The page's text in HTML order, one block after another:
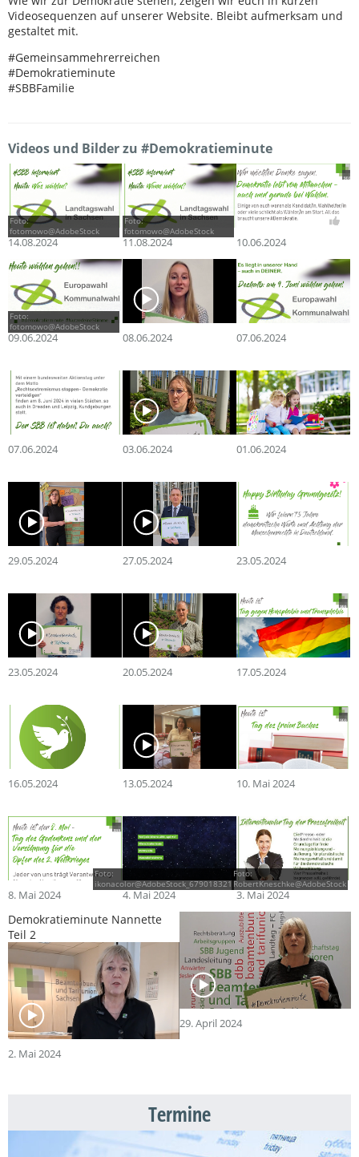
Videosequenzen auf unserer Website. Bleibt aufmerksam und
gestaltet mit.
#Gemeinsammehrerreichen
#Demokratieminute
#SBBFamilie
Videos und Bilder zu #Demokratieminute
Foto:
fotomowo@AdobeStock
14.08.2024
Foto:
fotomowo@AdobeStock
11.08.2024 10.06.2024
Foto:
fotomowo@AdobeStock
09.06.2024 08.06.2024 07.06.2024
07.06.2024 03.06.2024 01.06.2024
29.05.2024 27.05.2024 23.05.2024
23.05.2024 20.05.2024 17.05.2024
16.05.2024 13.05.2024 10. Mai 2024
8. Mai 2024
Foto:
ikonacolor@AdobeStock_679018321
4. Mai 2024
Foto:
RobertKneschke@AdobeStock
3. Mai 2024
Demokratieminute Nannette
Teil 2
2. Mai 2024
29. April 2024
Termine